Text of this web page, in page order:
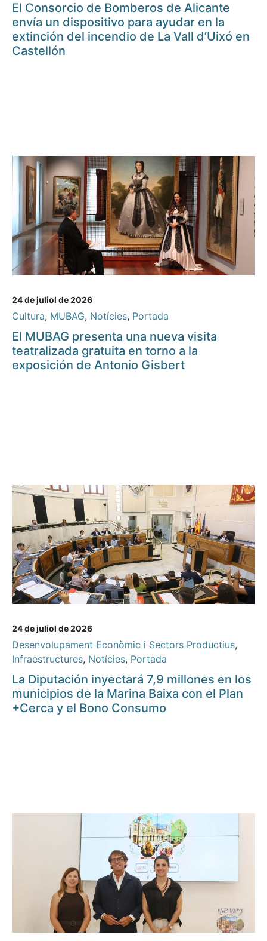
El Consorcio de Bomberos de Alicante
envía un dispositivo para ayudar en la
extinción del incendio de La Vall d’Uixó en
Castellón
24 de juliol de 2026
Cultura, MUBAG, Notícies, Portada
El MUBAG presenta una nueva visita
teatralizada gratuita en torno a la
exposición de Antonio Gisbert
24 de juliol de 2026
Desenvolupament Econòmic i Sectors Productius,
Infraestructures, Notícies, Portada
La Diputación inyectará 7,9 millones en los
municipios de la Marina Baixa con el Plan
+Cerca y el Bono Consumo